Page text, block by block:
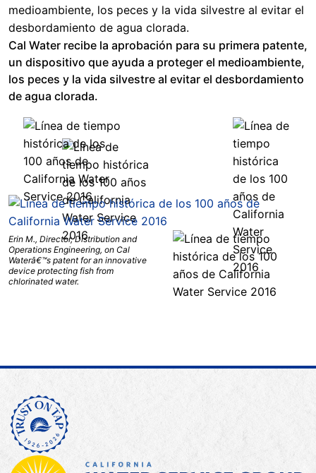
medioambiente, los peces y la vida silvestre al evitar el
desbordamiento de agua clorada.
Cal Water recibe la aprobación para su primera patente,
un dispositivo que ayuda a proteger el medioambiente,
los peces y la vida silvestre al evitar el desbordamiento
de agua clorada.